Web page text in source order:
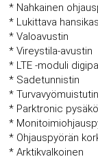
* Nahkainen
* Lukittava
* Valoavustin
* Vireystila-avustin
* LTE -moduli
* Sadetunnistin
*
* Parktronic
*
* Ohjauspyörän
* Arktikvalkoinen